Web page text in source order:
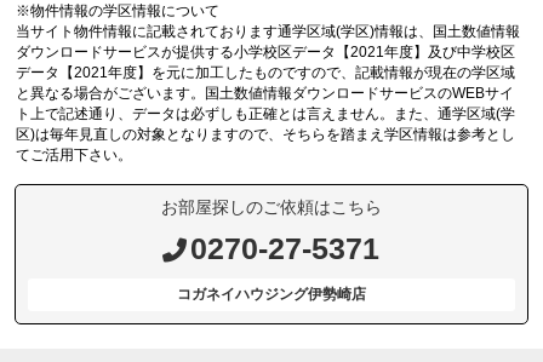
※物件情報の学区情報について
当サイト物件情報に記載されております通学区域(学区)情報は、国土数値情報
ダウンロードサービスが提供する小学校区データ【2021年度】及び中学校区
データ【2021年度】を元に加工したものですので、記載情報が現在の学区域
と異なる場合がございます。国土数値情報ダウンロードサービスのWEBサイ
ト上で記述通り、データは必ずしも正確とは言えません。また、通学区域(学
区)は毎年見直しの対象となりますので、そちらを踏まえ学区情報は参考とし
てご活用下さい。
お部屋探しのご依頼はこちら
0270-27-5371
コガネイハウジング伊勢崎店